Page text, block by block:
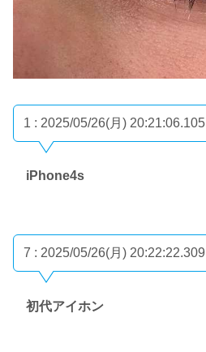
1 : 2025/05/26(月) 20:21:06.105
iPhone4s
7 : 2025/05/26(月) 20:22:22.309
初代アイホン